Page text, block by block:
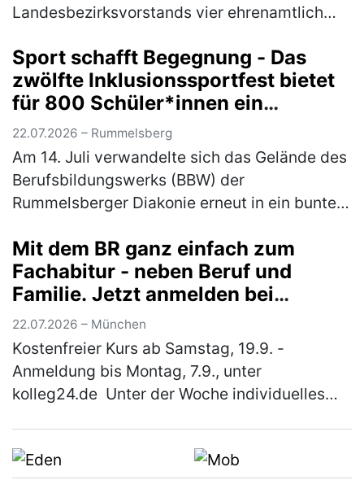
Landesbezirksvorstands vier ehrenamtlich
Medaille ausgezeichnet. Mit der höchsten
Eh…(mehr)
Sport schafft Begegnung - Das
zwölfte Inklusionssportfest bietet
für 800 Schüler*innen ein
vielfältiges Bewegungsangebot
22.07.2026 – Rummelsberg
Am 14. Juli verwandelte sich das Gelände des
Berufsbildungswerks (BBW) der
Rummelsberger Diakonie erneut in ein buntes
verschiedenen Schulen waren der Einlad…
(mehr)
Mit dem BR ganz einfach zum
Fachabitur - neben Beruf und
Familie. Jetzt anmelden bei
"kolleg24"
22.07.2026 – München
Kostenfreier Kurs ab Samstag, 19.9. -
Anmeldung bis Montag, 7.9., unter
kolleg24.de Unter der Woche individuelles
(mehr)